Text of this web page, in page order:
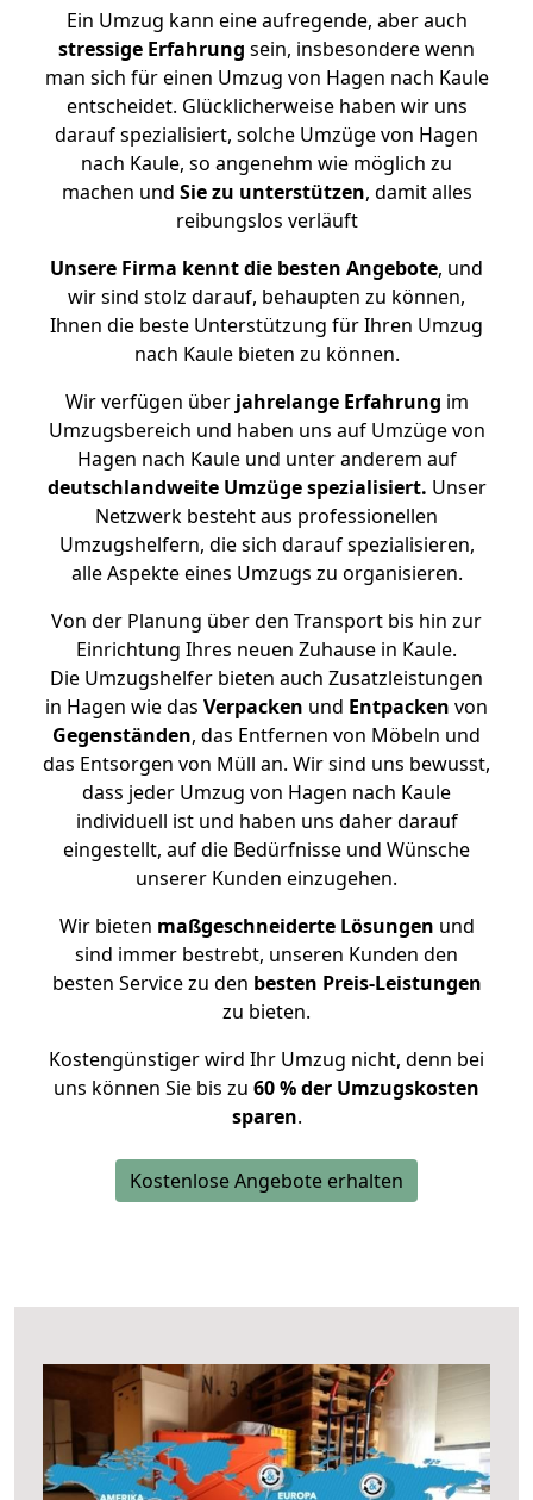
Ein Umzug kann eine aufregende, aber auch
stressige Erfahrung sein, insbesondere wenn
man sich für einen Umzug von Hagen nach Kaule
entscheidet. Glücklicherweise haben wir uns
darauf spezialisiert, solche Umzüge von Hagen
nach Kaule, so angenehm wie möglich zu
machen und Sie zu unterstützen, damit alles
reibungslos verläuft
Unsere Firma kennt die besten Angebote, und
wir sind stolz darauf, behaupten zu können,
Ihnen die beste Unterstützung für Ihren Umzug
nach Kaule bieten zu können.
Wir verfügen überjahrelange Erfahrung im
Umzugsbereich und haben uns auf Umzüge von
Hagen nach Kaule und unter anderem auf
deutschlandweite Umzüge spezialisiert. Unser
Netzwerk besteht aus professionellen
Umzugshelfern, die sich darauf spezialisieren,
alle Aspekte eines Umzugs zu organisieren.
Von der Planung über den Transport bis hin zur
Einrichtung Ihres neuen Zuhause in Kaule.
Die Umzugshelfer bieten auch Zusatzleistungen
in Hagen wie das Verpacken und Entpacken von
Gegenständen, das Entfernen von Möbeln und
das Entsorgen von Müll an. Wir sind uns bewusst,
dass jeder Umzug von Hagen nach Kaule
individuell ist und haben uns daher darauf
eingestellt, auf die Bedürfnisse und Wünsche
unserer Kunden einzugehen.
Wir bieten maßgeschneiderte Lösungen und
sind immer bestrebt, unseren Kunden den
besten Service zu den besten Preis-Leistungen
zu bieten.
Kostengünstiger wird Ihr Umzug nicht, denn bei
uns können Sie bis zu 60 % der Umzugskosten
sparen.
Kostenlose Angebote erhalten